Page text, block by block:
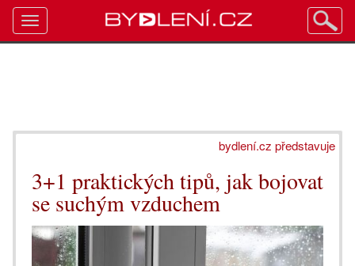
bydlení.cz představuje
3+1 praktických tipů, jak bojovat
se suchým vzduchem
Toggle
navigation